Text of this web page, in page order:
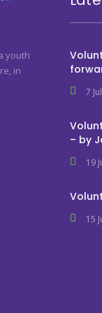
youth
in
7
– by
19
15